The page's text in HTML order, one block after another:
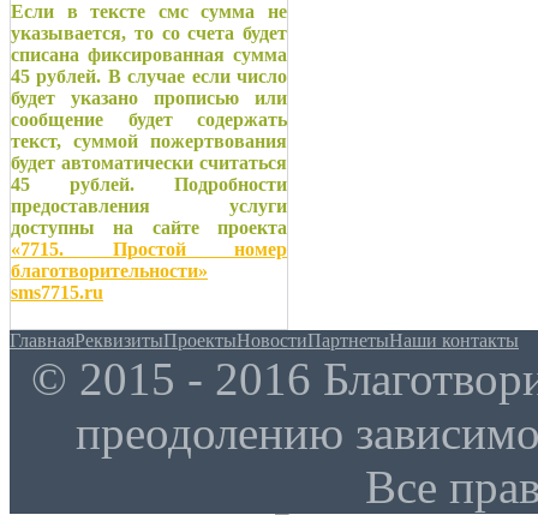
Если в тексте смс сумма не
указывается, то со счета будет
списана фиксированная сумма
45 рублей. В случае если число
будет указано прописью или
сообщение будет содержать
текст, суммой пожертвования
будет автоматически считаться
45 рублей. Подробности
предоставления услуги
доступны на сайте проекта
«7715. Простой номер
благотворительности»
sms7715.ru
ГлавнаяРеквизитыПроектыНовостиПартнетыНаши контакты
© 2015 - 2016
преодолению
Все